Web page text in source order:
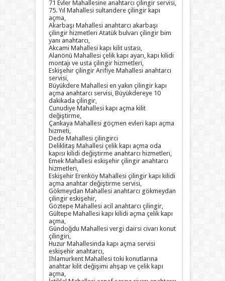
71 Evler Mahallesine anahtarcı çilingir servisi,
75. Yıl Mahallesi sultandere çilingir kapı
açma,
Akarbaşı Mahallesi anahtarcı akarbaşı
çilingir hizmetleri Atatük bulvarı çilingir bim
yanı anahtarcı,
Akcami Mahallesi kapı kilit ustası,
Alanönü Mahallesi çelik kapı ayarı, kapı kilidi
montajı ve usta çilingir hizmetleri,
Eskişehir çilingir Arifiye Mahallesi anahtarcı
servisi,
Büyükdere Mahallesi en yakın çilingir kapı
açma anahtarcı servisi, Büyükdereye 10
dakikada çilingir,
Cunudiye Mahallesi kapı açma kilit
değiştirme,
Çankaya Mahallesi göçmen evleri kapı açma
hizmeti,
Dede Mahallesi çilingirci
Deliklitaş Mahallesi çelik kapı açma oda
kapısı kilidi değiştirme anahtarcı hizmetleri,
Emek Mahallesi eskişehir çilingir anahtarcı
hizmetleri,
Eskişehir Erenköy Mahallesi çilingir kapı kilidi
açma anahtar değiştirme servisi,
Gökmeydan Mahallesi anahtarcı gökmeydan
çilingir eskişehir,
Göztepe Mahallesi acil anahtarcı çilingir,
Gültepe Mahallesi kapı kilidi açma çelik kapı
açma,
Gündoğdu Mahallesi vergi dairsi civarı konut
çilingiri,
Huzur Mahallesinda kapı açma servisi
eskişehir anahtarcı,
Ihlamurkent Mahallesi toki konutlarına
anahtar kilit değişimi ahşap ve çelik kapı
açma,